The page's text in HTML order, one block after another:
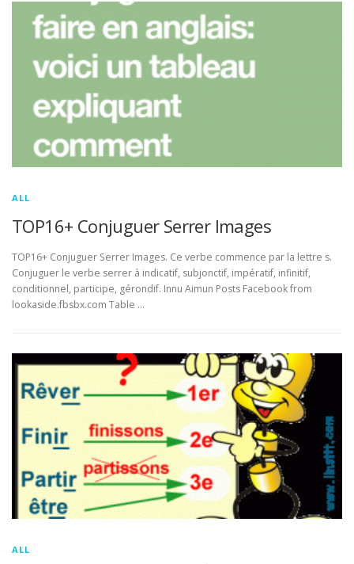
ALL
TOP16+ Conjuguer Serrer Images
TOP16+ Conjuguer Serrer Images. Ce verbe commence par la lettre s.
Conjuguer le verbe serrer à indicatif, subjonctif, impératif, infinitif,
conditionnel, participe, gérondif. Innu Aimun Posts Facebook from
lookaside.fbsbx.com Table …
ALL